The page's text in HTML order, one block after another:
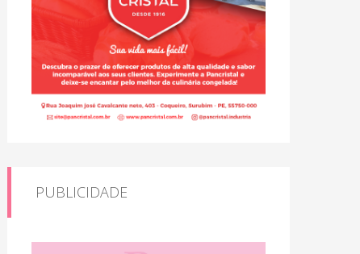
PUBLICIDADE